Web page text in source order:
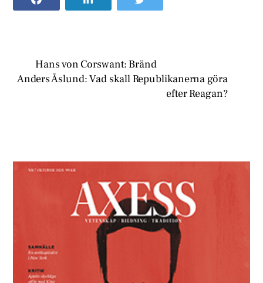
Hans von Corswant: Bränd
Anders Åslund: Vad skall Republikanerna göra
efter Reagan?